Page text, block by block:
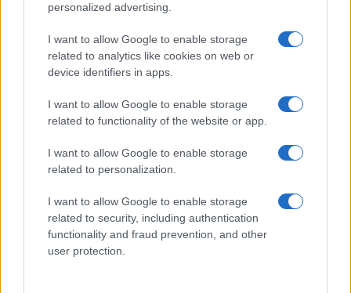
personalized advertising.
I want to allow Google to enable storage
related to analytics like cookies on web or
device identifiers in apps.
I want to allow Google to enable storage
related to functionality of the website or app.
I want to allow Google to enable storage
related to personalization.
I want to allow Google to enable storage
related to security, including authentication
functionality and fraud prevention, and other
user protection.
Vége a Tizen-korszaknak: a Samsung megszünteti a Galaxy
Watch Tizen támogatását
Galaxy Watch 4: egyes felhasználók még mindig nem
kapták meg a One UI 8 frissítést
Érkezik a Samsung Galaxy Watch Ultra2 és Galaxy Watch9
– nagyobb teljesítmény, fejlettebb egészségfigyelés
További hírek